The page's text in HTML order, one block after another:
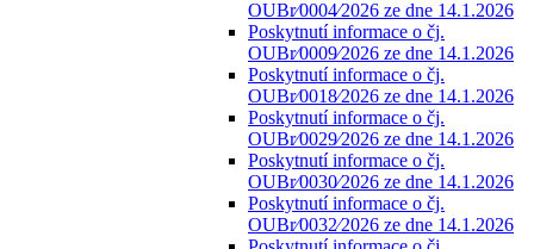
OUBr⁄0004⁄2026 ze dne 14.1.2026
Poskytnutí informace o čj.
OUBr⁄0009⁄2026 ze dne 14.1.2026
Poskytnutí informace o čj.
OUBr⁄0018⁄2026 ze dne 14.1.2026
Poskytnutí informace o čj.
OUBr⁄0029⁄2026 ze dne 14.1.2026
Poskytnutí informace o čj.
OUBr⁄0030⁄2026 ze dne 14.1.2026
Poskytnutí informace o čj.
OUBr⁄0032⁄2026 ze dne 14.1.2026